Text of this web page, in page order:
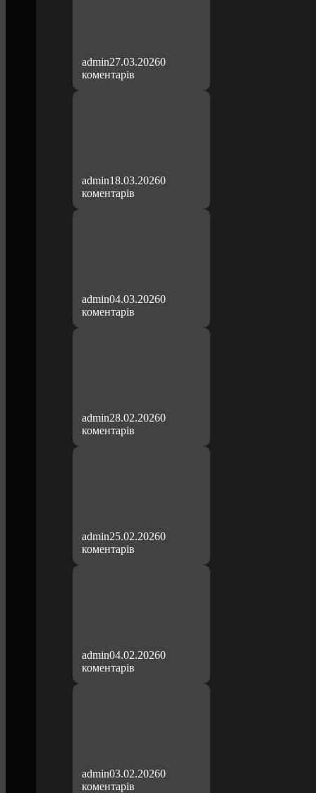
admin27.03.20260
коментарів
admin18.03.20260
коментарів
admin04.03.20260
коментарів
admin28.02.20260
коментарів
admin25.02.20260
коментарів
admin04.02.20260
коментарів
admin03.02.20260
коментарів